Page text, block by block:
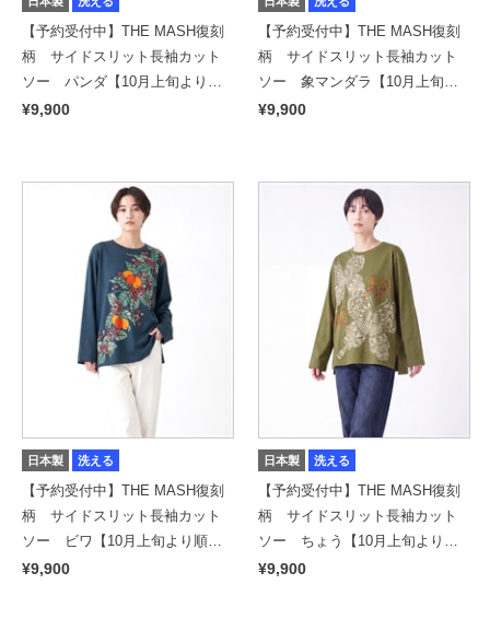
【予約受付中】THE MASH復刻
柄 サイドスリット長袖カット
ソー パンダ【10月上旬より順
次発送予定】
¥9,900
【予約受付中】THE MASH復刻
柄 サイドスリット長袖カット
ソー 象マンダラ【10月上旬よ
り順次発送予定】
¥9,900
日本製 洗える
【予約受付中】THE MASH復刻
柄 サイドスリット長袖カット
ソー ビワ【10月上旬より順次
発送予定】
¥9,900
日本製 洗える
【予約受付中】THE MASH復刻
柄 サイドスリット長袖カット
ソー ちょう【10月上旬より順
次発送予定】
¥9,900